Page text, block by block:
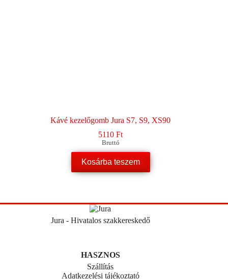
Kávé kezelőgomb Jura S7, S9, XS90
5110Ft
Bruttó
Kosárba teszem
Jura - Hivatalos szakkereskedő
HASZNOS
Szállítás
Adatkezelési tájékoztató